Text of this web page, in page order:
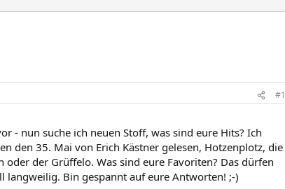
#1
- nun suche ich neuen Stoff, was sind eure Hits? Ich
den 35. Mai von Erich Kästner gelesen, Hotzenplotz, die
der Grüffelo. Was sind eure Favoriten? Das dürfen
langweilig. Bin gespannt auf eure Antworten! ;-)